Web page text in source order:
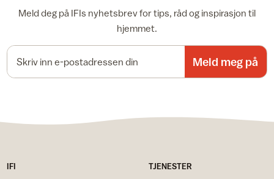
Meld deg på IFIs nyhetsbrev for tips, råd og inspirasjon til
hjemmet.
Meld meg på
IFI
TJENESTER